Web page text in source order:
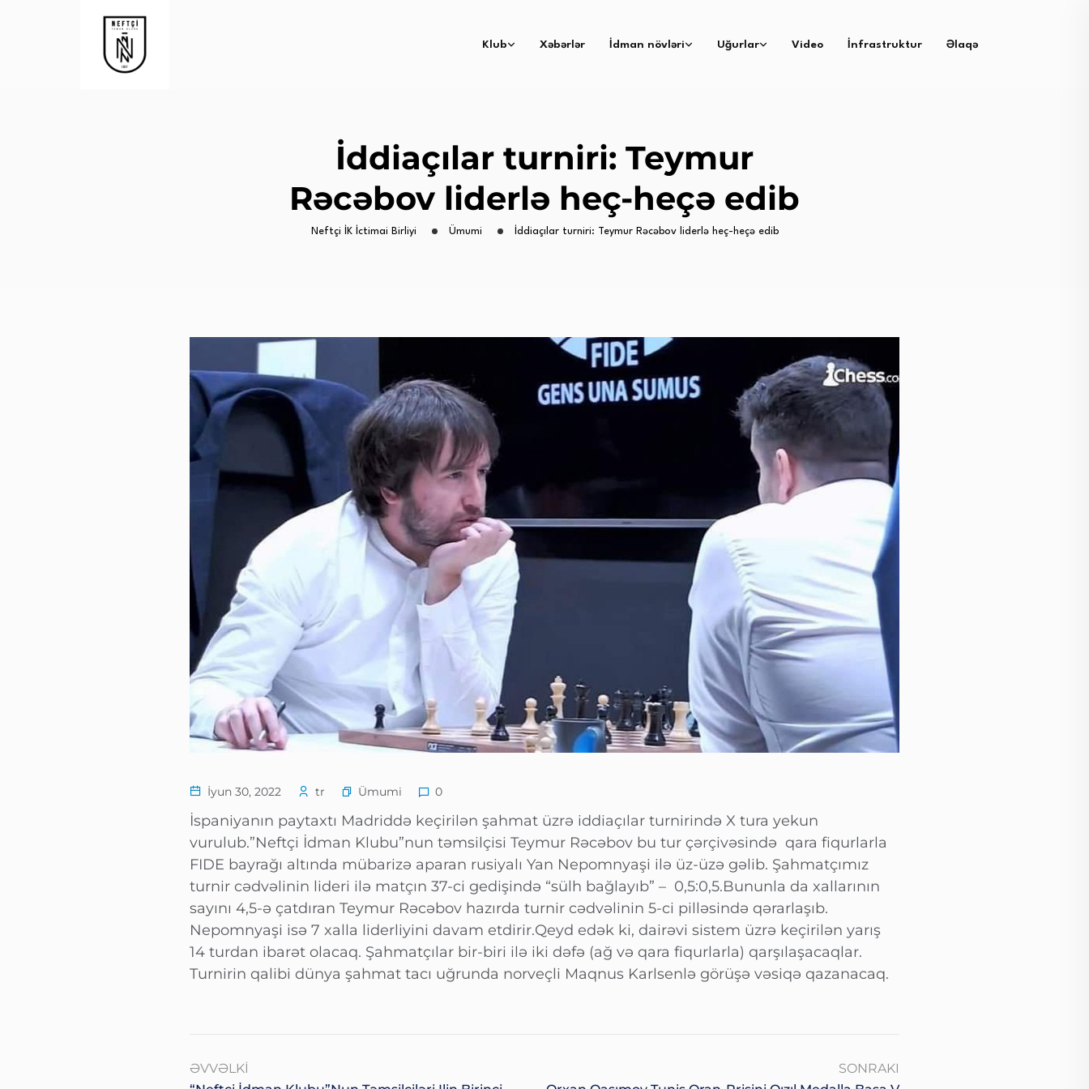
Klub Xəbərlər İdman növləri Uğurlar Video İnfrastruktur Əlaqə
İddiaçılar turniri: Teymur
Rəcəbov liderlə heç-heçə edib
Neftçi İK İctimai Birliyi Ümumi İddiaçılar turniri: Teymur Rəcəbov liderlə heç-heçə edib
İyun 30, 2022 tr Ümumi 0
İspaniyanın paytaxtı Madriddə keçirilən şahmat üzrə iddiaçılar turnirində X tura yekun
vurulub.”Neftçi İdman Klubu”nun təmsilçisi Teymur Rəcəbov bu tur çərçivəsində qara fiqurlarla
FIDE bayrağı altında mübarizə aparan rusiyalı Yan Nepomnyaşi ilə üz-üzə gəlib. Şahmatçımız
turnir cədvəlinin lideri ilə matçın 37-ci gedişində “sülh bağlayıb” – 0,5:0,5.Bununla da xallarının
sayını 4,5-ə çatdıran Teymur Rəcəbov hazırda turnir cədvəlinin 5-ci pilləsində qərarlaşıb.
Nepomnyaşi isə 7 xalla liderliyini davam etdirir.Qeyd edək ki, dairəvi sistem üzrə keçirilən yarış
14 turdan ibarət olacaq. Şahmatçılar bir-biri ilə iki dəfə (ağ və qara fiqurlarla) qarşılaşacaqlar.
Turnirin qalibi dünya şahmat tacı uğrunda norveçli Maqnus Karlsenlə görüşə vəsiqə qazanacaq.
ƏVVƏLKI
SONRAKI